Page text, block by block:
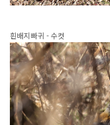
흰배지빠귀 - 수컷